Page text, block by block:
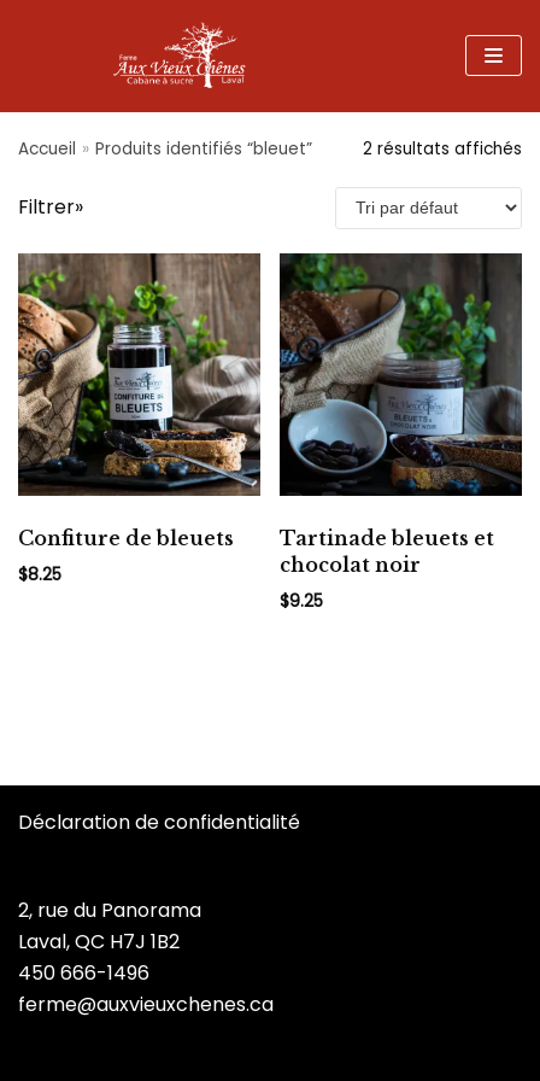
Accueil » Produits identifiés “bleuet” 2 résultats affichés
Filtrer»
Confiture de bleuets
$8.25
Tartinade bleuets et
chocolat noir
$9.25
Déclaration de confidentialité
2, rue du Panorama
Laval, QC H7J 1B2
450 666-1496
ferme@auxvieuxchenes.ca